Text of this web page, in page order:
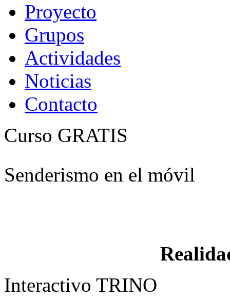
Proyecto
Grupos
Actividades
Noticias
Contacto
Curso GRATIS
Senderismo en el móvil
Interactivo TRINO